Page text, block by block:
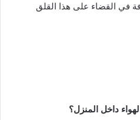
في القضاء على هذا القلق
داخل المنزل؟